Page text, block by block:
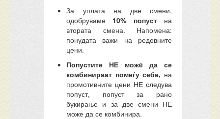
За уплата на две смени,
одобруваме 10% попустна
втората смена. Напомена:
понудата важи на редовните
цени.
Попустите НЕ можe да се
комбинираат помеѓу себе, на
промотивните цени НЕ следува
попуст, попуст за рано
букирање и за две смени НЕ
може да се комбинира.